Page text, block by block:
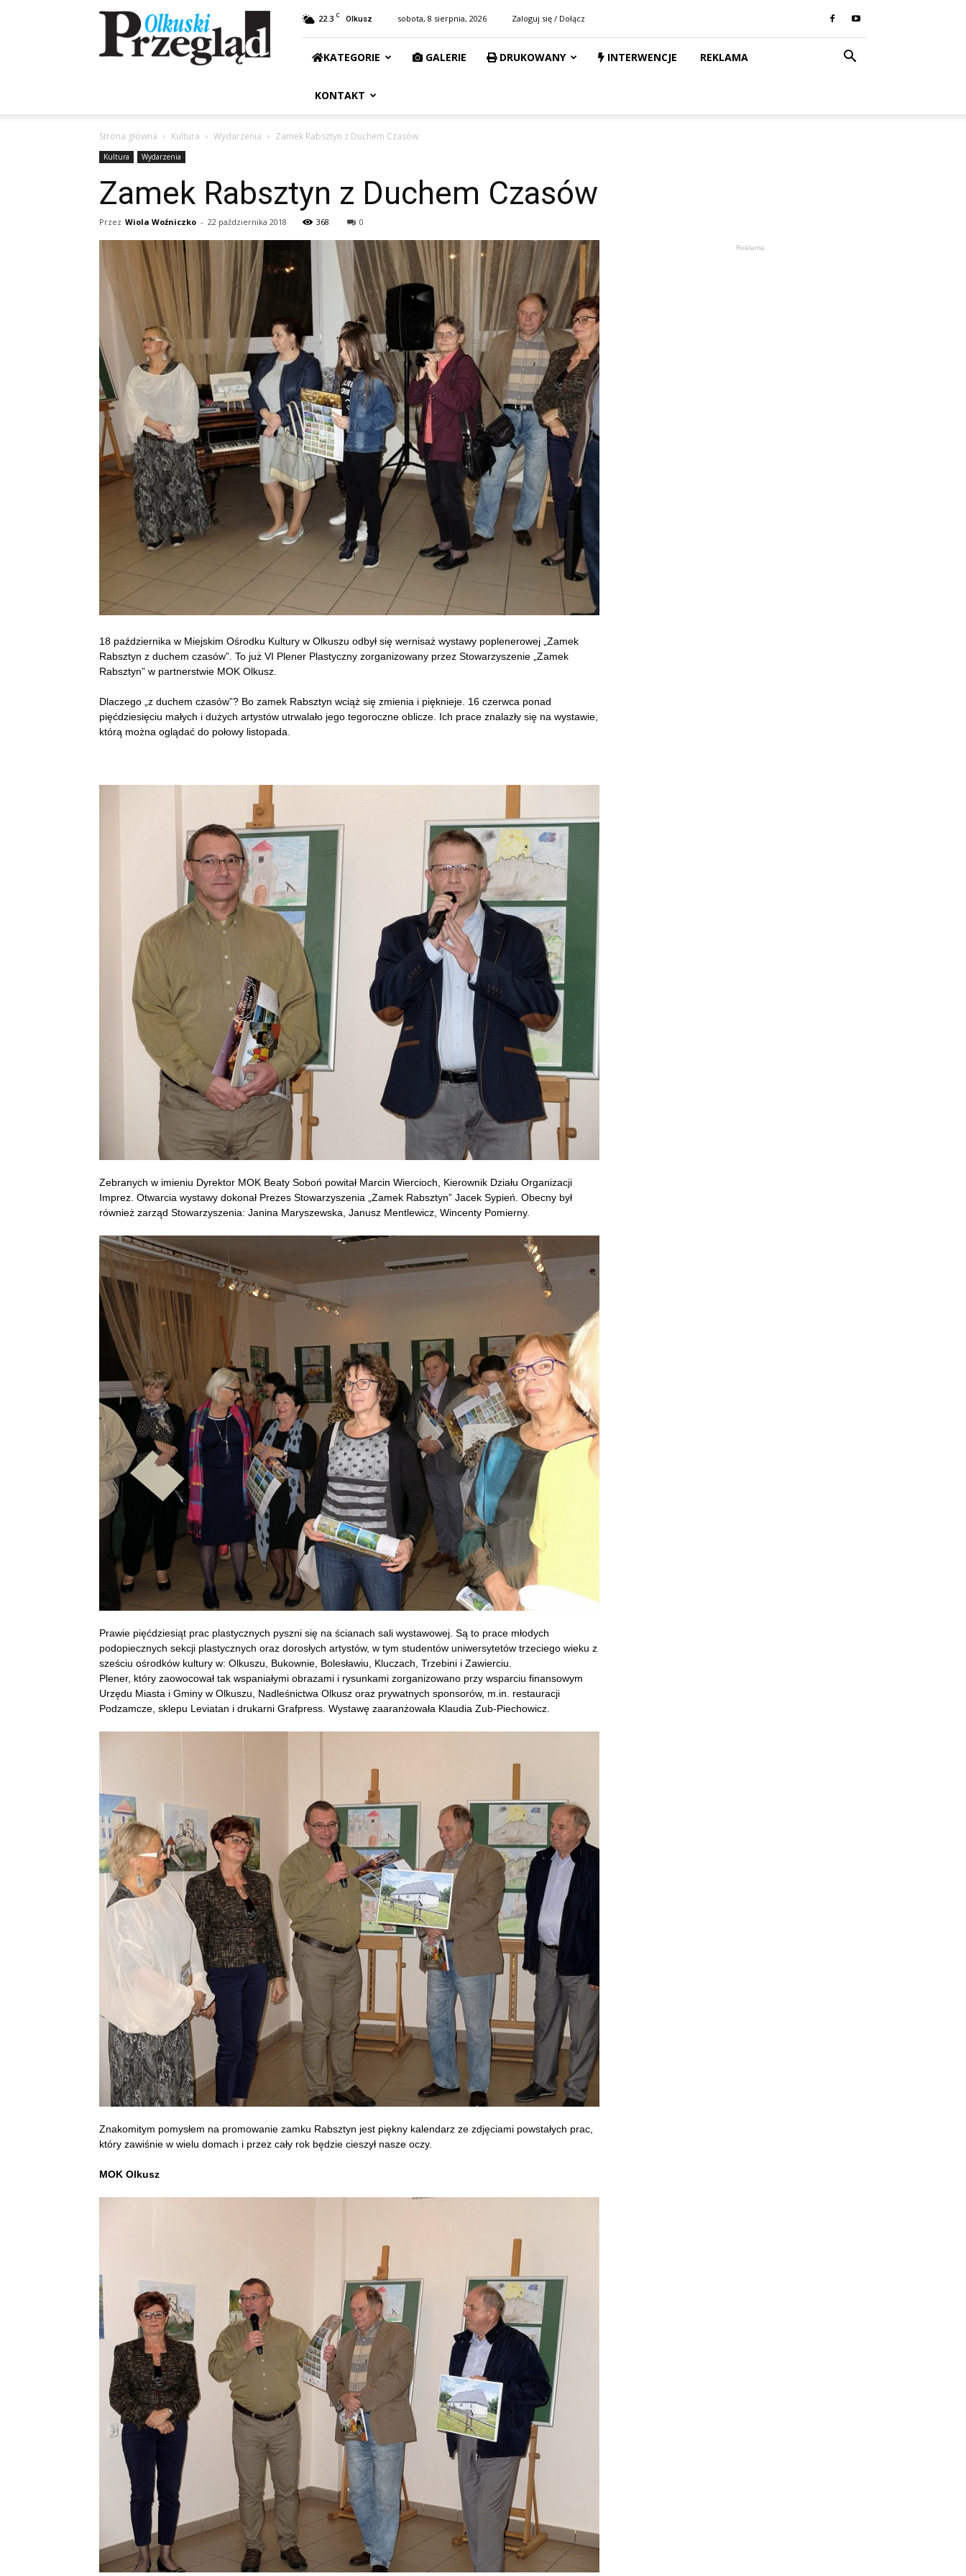
Przegląd
Olkuski
22.3 C Olkusz sobota, 8 sierpnia, 2026 Zaloguj się / Dołącz
KATEGORIE GALERIE DRUKOWANY INTERWENCJE REKLAMA
KONTAKT
Strona główna Kultura Wydarzenia Zamek Rabsztyn z Duchem Czasów
Kultura Wydarzenia
Zamek Rabsztyn z Duchem Czasów
Przez Wiola Woźniczko - 22 października 2018 368 0
18 października w Miejskim Ośrodku Kultury w Olkuszu odbył się wernisaż wystawy poplenerowej „Zamek
Rabsztyn z duchem czasów”. To już VI Plener Plastyczny zorganizowany przez Stowarzyszenie „Zamek
Rabsztyn” w partnerstwie MOK Olkusz.
Dlaczego „z duchem czasów”? Bo zamek Rabsztyn wciąż się zmienia i pięknieje. 16 czerwca ponad
pięćdziesięciu małych i dużych artystów utrwalało jego tegoroczne oblicze. Ich prace znalazły się na wystawie,
którą można oglądać do połowy listopada.
Zebranych w imieniu Dyrektor MOK Beaty Soboń powitał Marcin Wiercioch, Kierownik Działu Organizacji
Imprez. Otwarcia wystawy dokonał Prezes Stowarzyszenia „Zamek Rabsztyn” Jacek Sypień. Obecny był
również zarząd Stowarzyszenia: Janina Maryszewska, Janusz Mentlewicz, Wincenty Pomierny.
Prawie pięćdziesiąt prac plastycznych pyszni się na ścianach sali wystawowej. Są to prace młodych
podopiecznych sekcji plastycznych oraz dorosłych artystów, w tym studentów uniwersytetów trzeciego wieku z
sześciu ośrodków kultury w: Olkuszu, Bukownie, Bolesławiu, Kluczach, Trzebini i Zawierciu.
Plener, który zaowocował tak wspaniałymi obrazami i rysunkami zorganizowano przy wsparciu finansowym
Urzędu Miasta i Gminy w Olkuszu, Nadleśnictwa Olkusz oraz prywatnych sponsorów, m.in. restauracji
Podzamcze, sklepu Leviatan i drukarni Grafpress. Wystawę zaaranżowała Klaudia Zub-Piechowicz.
Znakomitym pomysłem na promowanie zamku Rabsztyn jest piękny kalendarz ze zdjęciami powstałych prac,
który zawiśnie w wielu domach i przez cały rok będzie cieszył nasze oczy.
MOK Olkusz
Reklama